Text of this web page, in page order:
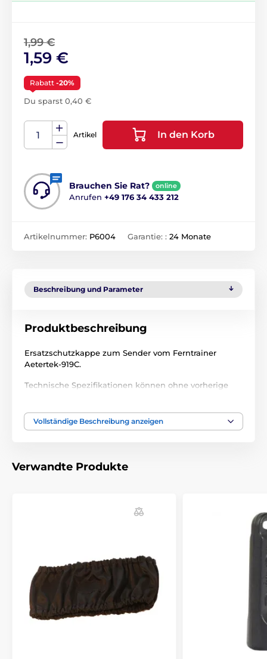
1,99 €
1,59 €
Rabatt -20%
Du sparst 0,40 €
Artikel In den Korb
Brauchen Sie Rat? online
Anrufen +49 176 34 433 212
Artikelnummer: P6004 Garantie: : 24 Monate
Beschreibung und Parameter
Produktbeschreibung
Ersatzschutzkappe zum Sender vom Ferntrainer
Aetertek-919C.
Technische Spezifikationen können ohne vorherige
Trainigshalsbänder Zubehör
Vollständige Beschreibung anzeigen
Verwandte Produkte